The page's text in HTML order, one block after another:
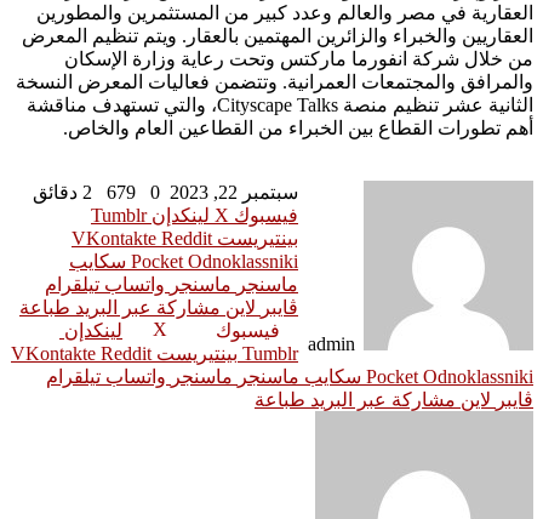
العقارية في مصر والعالم وعدد كبير من المستثمرين والمطورين
العقاريين والخبراء والزائرين المهتمين بالعقار. ويتم تنظيم المعرض
من خلال شركة انفورما ماركتس وتحت رعاية وزارة الإسكان
والمرافق والمجتمعات العمرانية. وتتضمن فعاليات المعرض النسخة
الثانية عشر تنظيم منصة Cityscape Talks، والتي تستهدف مناقشة
أهم تطورات القطاع بين الخبراء من القطاعين العام والخاص.
admin
سبتمبر 22, 2023 0
2 دقائق
فيسبوك ‫X لينكدإن
بينتيريست
Odnoklassniki
‫Pocket سكايب
ماسنجر ماسنجر واتساب تيلقرام
ڤايبر لاين مشاركة عبر البريد طباعة
فيسبوك
‫X لينكدإن
Tumblr بينتيريست
Odnoklassniki
‫Pocket سكايب ماسنجر ماسنجر واتساب تيلقرام
ڤايبر لاين مشاركة عبر البريد طباعة